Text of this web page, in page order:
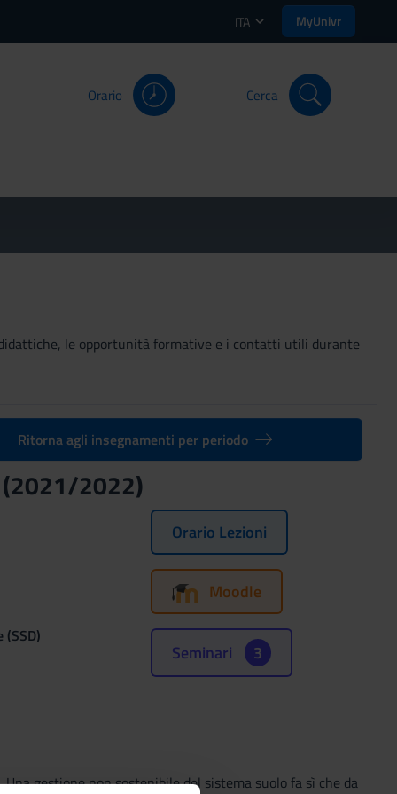
ITA MyUnivr
Orario Cerca
le opportunità formative e i contatti utili durante
Ritorna agli insegnamenti per periodo
(2021/2022)
Orario Lezioni
Moodle
Seminari 3
gestione non sostenibile del sistema suolo fa sì che da